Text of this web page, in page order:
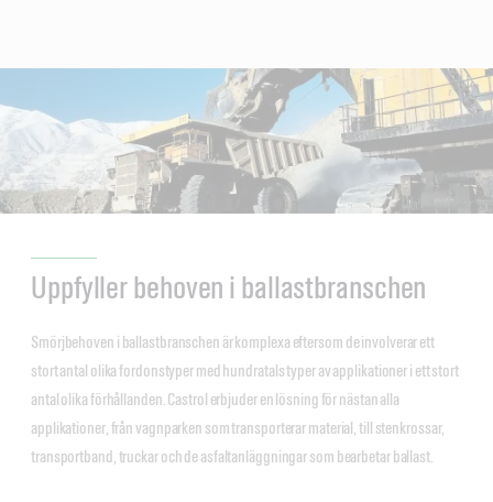
Uppfyller behoven i ballastbranschen
Smörjbehoven i ballastbranschen är komplexa eftersom de involverar ett
stort antal olika fordonstyper med hundratals typer av applikationer i ett stort
antal olika förhållanden. Castrol erbjuder en lösning för nästan alla
applikationer, från vagnparken som transporterar material, till stenkrossar,
transportband, truckar och de asfaltanläggningar som bearbetar ballast.